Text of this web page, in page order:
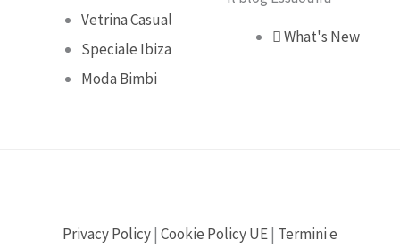
Vetrina Casual
Speciale Ibiza
Moda Bimbi
What's New
Privacy Policy| Cookie Policy UE| Termini e